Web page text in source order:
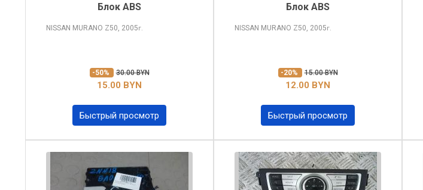
Блок ABS
NISSAN MURANO Z50, 2005г.
-50% 30.00 BYN
15.00 BYN
Быстрый просмотр
Блок ABS
NISSAN MURANO Z50, 2005г.
-20% 15.00 BYN
12.00 BYN
Быстрый просмотр